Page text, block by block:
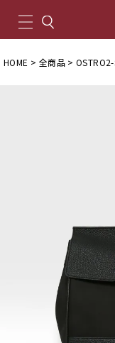
HOME 全商品